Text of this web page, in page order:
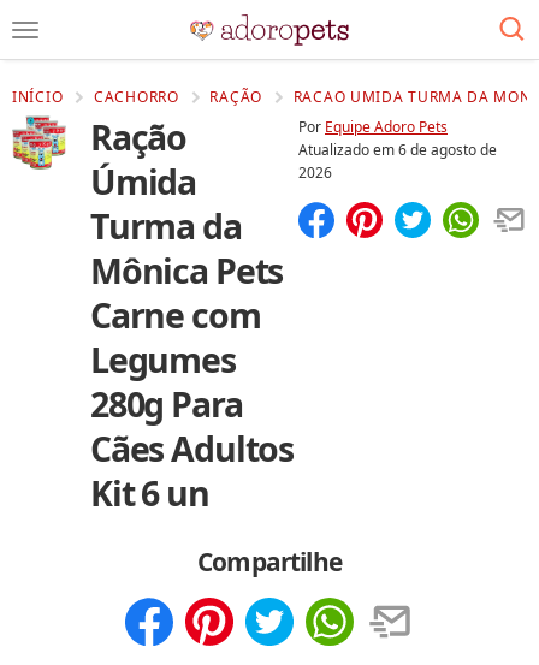
INÍCIO CACHORRO RAÇÃO RACAO UMIDA TURMA DA
Ração
Úmida
Turma da
Mônica Pets
Carne com
Legumes
280g Para
Cães Adultos
Kit 6 un
Por Equipe Adoro Pets
Atualizado em6 de agosto de
2026
Compartilhe